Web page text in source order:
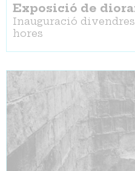
Exposició de
Inauguració divendres
hores